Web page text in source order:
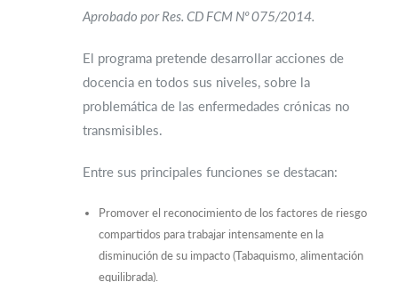
Aprobado por Res. CD FCM Nº 075/2014.
El programa pretende desarrollar acciones de
docencia en todos sus niveles, sobre la
problemática de las enfermedades crónicas no
transmisibles.
Entre sus principales funciones se destacan:
Promover el reconocimiento de los factores de riesgo
compartidos para trabajar intensamente en la
disminución de su impacto (Tabaquismo, alimentación
equilibrada).